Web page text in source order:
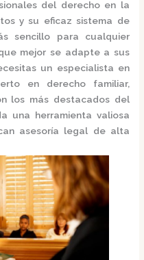
del derecho en la
y su eficaz sistema de
sencillo para cualquier
mejor se adapte a sus
un especialista en
en derecho familiar,
los más destacados del
una herramienta valiosa
asesoría legal de alta